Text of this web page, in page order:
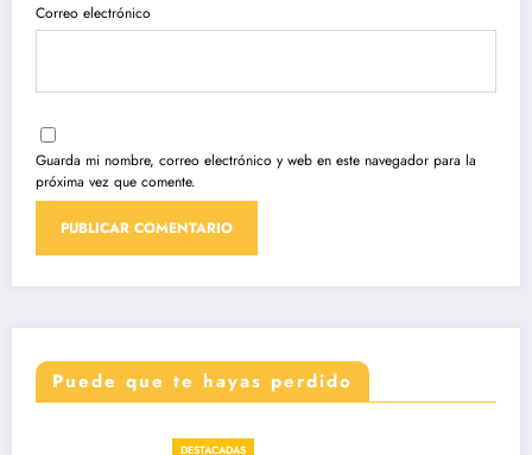
Correo electrónico
Guarda mi nombre, correo electrónico y web en este navegador para la
próxima vez que comente.
Puede que te hayas perdido